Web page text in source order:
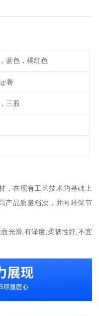
蓝色，橘红色
卷
三股
，在现有工艺技术的基础上
产品质量档次，并向环保节
光滑,有泽度,柔韧性好,不宜